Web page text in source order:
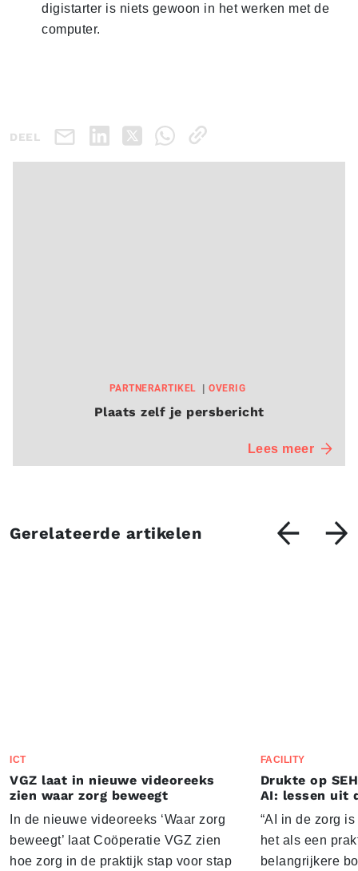
digistarter is niets gewoon in het werken met de
computer.
DEEL
PARTNERARTIKEL OVERIG
Plaats zelf je persbericht
Lees meer
Gerelateerde artikelen
ICT
VGZ laat in nieuwe videoreeks
zien waar zorg beweegt
In de nieuwe videoreeks ‘Waar zorg
beweegt’ laat Coöperatie VGZ zien
hoe zorg in de praktijk stap voor stap
FACILITY
Drukte op
AI: lessen uit
“AI in de zorg
het als een
belangrijkere